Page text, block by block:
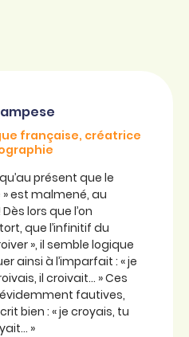
française, créatrice
présent que le
» est malmené, au
lors que l’on
que l’infinitif du
», il semble logique
ainsi à l’imparfait : « je
il croivait… » Ces
fautives,
bien : « je croyais, tu
»